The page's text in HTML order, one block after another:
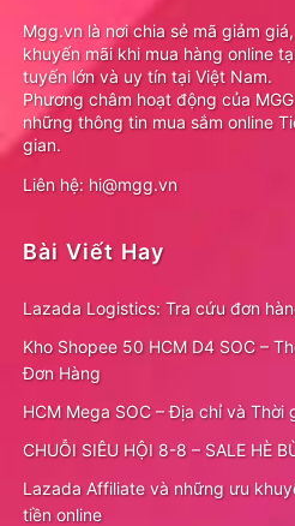
Mgg.vn là nơi chia sẻ mã giảm
khuyến mãi khi mua hàng online
tuyến lớn và uy tín tại Việt Nam.
Phương châm hoạt động của
những thông tin mua sắm online
gian.
Liên hệ: hi@mgg.vn
Bài Viết Hay
Lazada Logistics: Tra cứu đơn
Kho Shopee 50 HCM D4 SOC –
Đơn Hàng
HCM Mega SOC – Địa chỉ và Thời
CHUỖI SIÊU HỘI 8-8 – SALE HÈ
Lazada Affiliate và những ưu
tiền online